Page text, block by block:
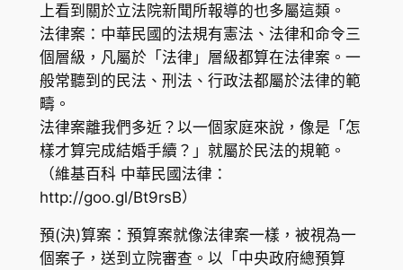
上看到關於立法院新聞所報導的也多屬這類。
法律案：中華民國的法規有憲法、法律和命令三
個層級，凡屬於「法律」層級都算在法律案。一
般常聽到的民法、刑法、行政法都屬於法律的範
疇。
法律案離我們多近？以一個家庭來說，像是「怎
樣才算完成結婚手續？」就屬於民法的規範。
（維基百科 中華民國法律：
http://goo.gl/Bt9rsB）
預(決)算案：預算案就像法律案一樣，被視為一
個案子，送到立院審查。以「中央政府總預算